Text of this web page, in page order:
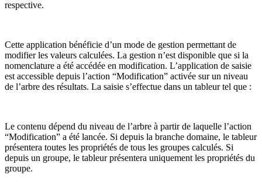
respective.
Cette application bénéficie d’un mode de gestion permettant de
modifier les valeurs calculées. La gestion n’est disponible que si la
nomenclature a été accédée en modification. L’application de saisie
est accessible depuis l’action “Modification” activée sur un niveau
de l’arbre des résultats. La saisie s’effectue dans un tableur tel que :
Le contenu dépend du niveau de l’arbre à partir de laquelle l’action
“Modification” a été lancée. Si depuis la branche domaine, le tableur
présentera toutes les propriétés de tous les groupes calculés. Si
depuis un groupe, le tableur présentera uniquement les propriétés du
groupe.